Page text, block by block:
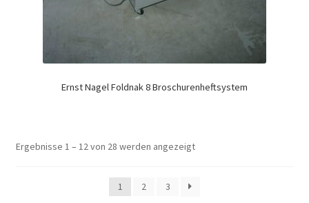
Ernst Nagel Foldnak 8 Broschurenheftsystem
Ergebnisse 1 – 12 von 28 werden angezeigt
1 2 3